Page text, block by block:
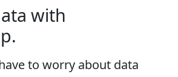
with
to worry about data